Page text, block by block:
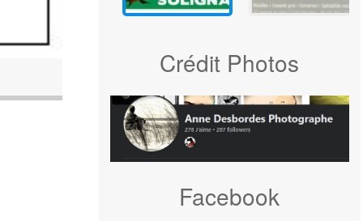
Crédit Photos
Facebook